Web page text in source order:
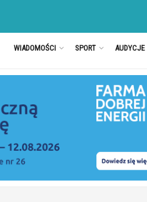
WIADOMOŚCI SPORT AUDYCJE